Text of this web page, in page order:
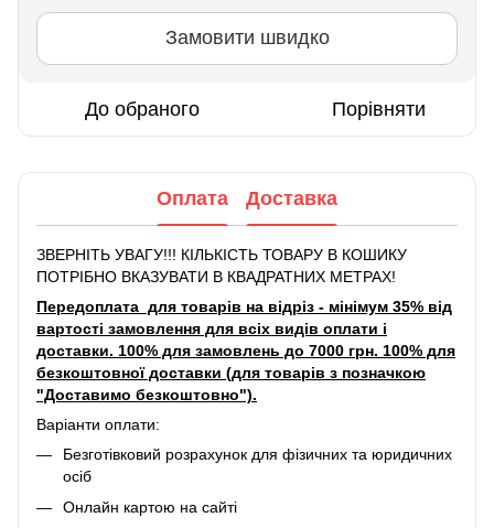
Замовити швидко
До обраного Порівняти
Оплата Доставка
ЗВЕРНІТЬ УВАГУ!!! КІЛЬКІСТЬ ТОВАРУ В КОШИКУ
ПОТРІБНО ВКАЗУВАТИ В КВАДРАТНИХ МЕТРАХ!
Передоплата для товарів на відріз - мінімум 35% від
вартості замовлення для всіх видів оплати і
доставки. 100% для замовлень до 7000 грн. 100% для
безкоштовної доставки (для товарів з позначкою
"Доставимо безкоштовно").
Варіанти оплати:
Безготівковий розрахунок для фізичних та юридичних
осіб
Онлайн картою на сайті